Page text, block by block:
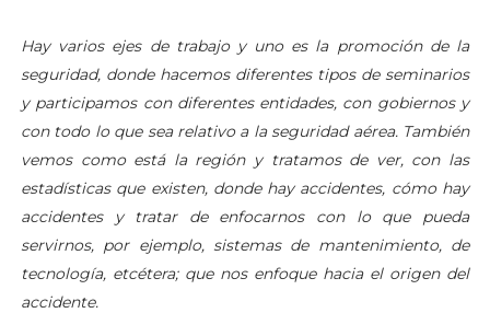
Hay varios ejes de trabajo y uno es la promoción de la
seguridad, donde hacemos diferentes tipos de seminarios
y participamos con diferentes entidades, con gobiernos y
con todo lo que sea relativo a la seguridad aérea. También
vemos como está la región y tratamos de ver, con las
estadísticas que existen, donde hay accidentes, cómo hay
accidentes y tratar de enfocarnos con lo que pueda
servirnos, por ejemplo, sistemas de mantenimiento, de
tecnología, etcétera; que nos enfoque hacia el origen del
accidente.